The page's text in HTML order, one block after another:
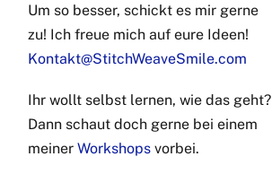
Um so besser, schickt es mir gerne
zu! Ich freue mich auf eure Ideen!
Kontakt@StitchWeaveSmile.com
Ihr wollt selbst lernen, wie das geht?
Dann schaut doch gerne bei einem
meinerWorkshops vorbei.